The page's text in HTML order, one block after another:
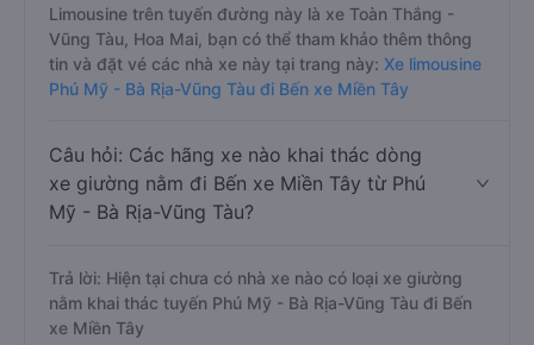
Limousine trên tuyến đường này là xe Toàn Thắng -
Vũng Tàu, Hoa Mai, bạn có thể tham khảo thêm thông
tin và đặt vé các nhà xe này tại trang này: Xe limousine
Phú Mỹ - Bà Rịa-Vũng Tàu đi Bến xe Miền Tây
Câu hỏi: Các hãng xe nào khai thác dòng
xe giường nằm đi Bến xe Miền Tây từ Phú
Mỹ - Bà Rịa-Vũng Tàu?
Trả lời: Hiện tại chưa có nhà xe nào có loại xe giường
nằm khai thác tuyến Phú Mỹ - Bà Rịa-Vũng Tàu đi Bến
xe Miền Tây